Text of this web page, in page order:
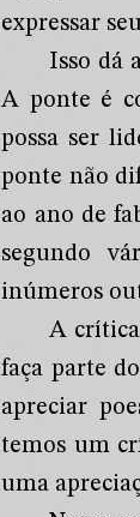
expressar
Isso dá
A ponte é
possa ser
ponte não
ao ano de
segundo
inúmeros
A
faça parte
apreciar
temos um
uma